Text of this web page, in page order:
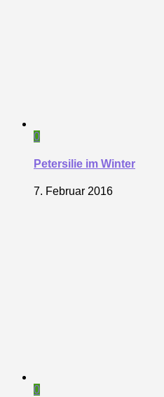
0
Petersilie im Winter
7. Februar 2016
0